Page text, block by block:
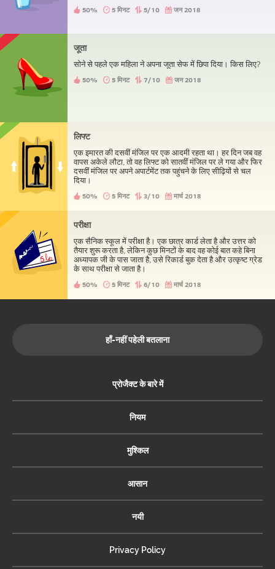
50% 5 मिनट 5/10 जन 2018
जूता
सोने से पहले एक महिला ने अपना जूता सेफ में छिपा दिया। किस लिए?
50% 5 मिनट 7/10 जन 2018
लिफ्ट
एक इमारत की दसवीं मंजिल पर एक आदमी रहता था। हर दिन जब वह
वापस अकेले लौटा, तो वह लिफ्ट को सातवीं मंजिल पर ले गया और फिर
दसवीं मंजिल पर अपने अपार्टमेंट तक पहुंचने के लिए सीढ़ियों से चल
दिया।
50% 5 मिनट 3/10 मार्च 2018
परीक्षा
एक सैनिक स्कूल में परीक्षा है। एक छात्र कार्ड लेता है और उत्तर को
तैयार शुरू करता है, लेकिन कुछ मिनटों के बाद वह कोई बात कहे बिना
अध्यापक जी के पास जाता है, उसे रिकार्ड बुक देता है और उत्कृष्ट ग्रेड
के साथ परीक्षा से जाता है।
50% 5 मिनट 6/10 मार्च 2018
हाँ-नहीं पहेली बतलाना
प्रोजैक्ट के बारे में
नियम
मुश्किल
आसान
नयी
Privacy Policy